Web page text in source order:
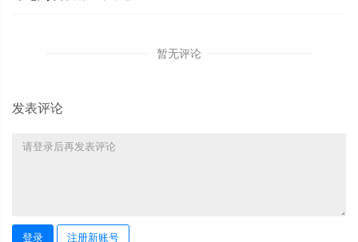
暂无评论
发表评论
登录 注册新账号